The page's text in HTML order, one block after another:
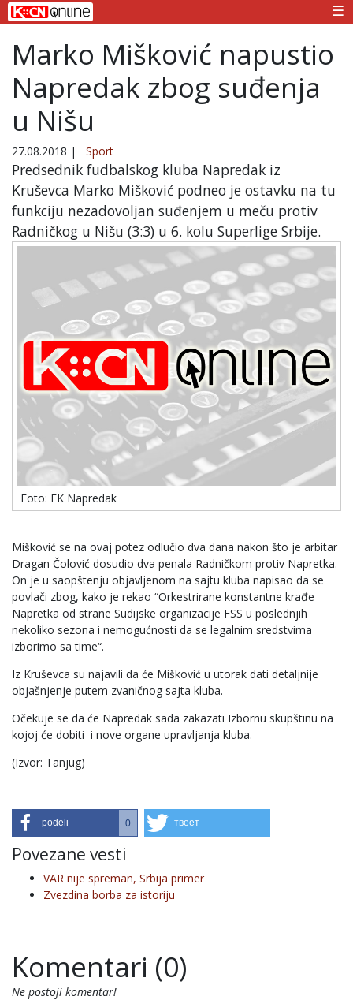
☰
Marko Mišković napustio
Napredak zbog suđenja
u Nišu
27.08.2018 | Sport
Predsednik fudbalskog kluba Napredak iz
Kruševca Marko Mišković podneo je ostavku na tu
funkciju nezadovoljan suđenjem u meču protiv
Radničkog u Nišu (3:3) u 6. kolu Superlige Srbije.
Foto: FK Napredak
Mišković se na ovaj potez odlučio dva dana nakon što je arbitar
Dragan Čolović dosudio dva penala Radničkom protiv Napretka.
On je u saopštenju objavljenom na sajtu kluba napisao da se
povlači zbog, kako je rekao “Orkestrirane konstantne krađe
Napretka od strane Sudijske organizacije FSS u poslednjih
nekoliko sezona i nemogućnosti da se legalnim sredstvima
izborimo sa time“.
Iz Kruševca su najavili da će Mišković u utorak dati detaljnije
objašnjenje putem zvaničnog sajta kluba.
Očekuje se da će Napredak sada zakazati Izbornu skupštinu na
kojoj će dobiti i nove organe upravljanja kluba.
(Izvor: Tanjug)
podeli 0 твеет
Povezane vesti
VAR nije spreman, Srbija primer
Zvezdina borba za istoriju
Komentari (0)
Ne postoji komentar!